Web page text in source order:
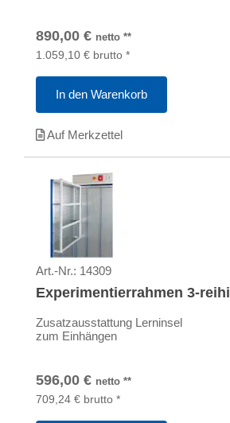
890,00 € netto **
1.059,10 € brutto *
In den Warenkorb
Auf Merkzettel
Art.-Nr.: 14309
Experimentierrahmen 3-
Zusatzausstattung Lerninsel
zum Einhängen
596,00 € netto **
709,24 € brutto *